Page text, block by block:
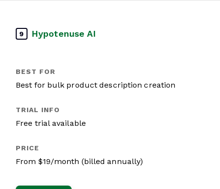
9 Hypotenuse AI
Best for bulk product description creation
Free trial available
From $19/month (billed annually)